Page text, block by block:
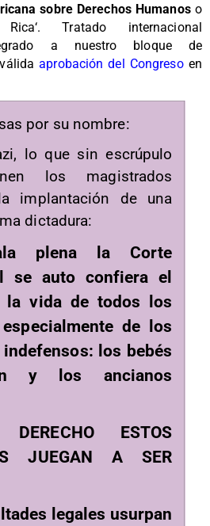
sobre Derechos Humanos o
Tratado internacional
a nuestro bloque de
aprobación del Congresoen
por su nombre:
lo que sin escrúpulo
los magistrados
implantación de una
dictadura:
plena la Corte
se auto confiera el
la vida de todos los
de los
los bebés
y los ancianos
ESTOS
JUEGAN A SER
legales usurpan